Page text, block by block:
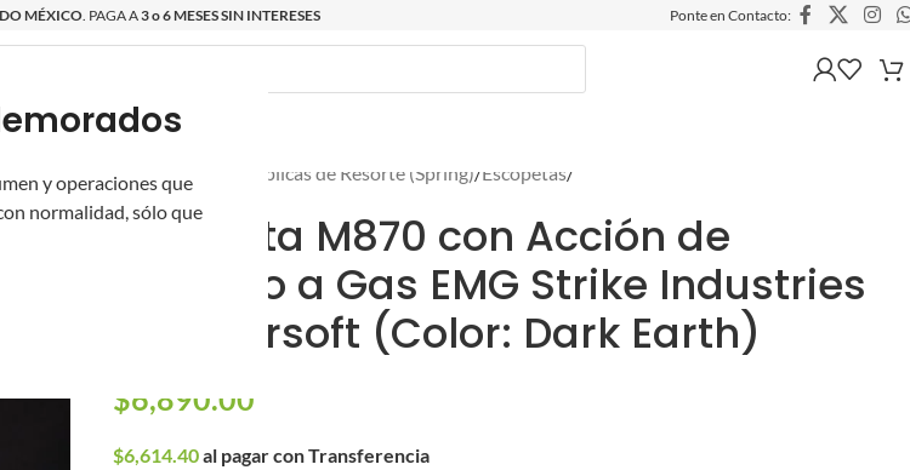
y operaciones que
normalidad, sólo que
MÉXICO . PAGA A3 o 6 MESES SIN INTERESES Ponte en Contacto:
Inicio Réplicas de Resorte (Spring)/Escopetas/
Escopeta M870 con Acción de
Bombeo a Gas EMG Strike Industries
para Airsoft (Color: Dark Earth)
$6,890.00
$6,614.40al pagar con Transferencia